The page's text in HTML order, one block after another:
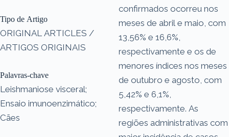
Tipo de Artigo
ORIGINAL ARTICLES /
ARTIGOS ORIGINAIS
Palavras-chave
Leishmaniose visceral;
Ensaio imunoenzimático;
Cães
confirmados ocorreu nos
meses de abril e maio, com
13,56% e 16,6%,
respectivamente e os de
menores índices nos meses
de outubro e agosto, com
5,42% e 6,1%,
respectivamente. As
regiões administrativas com